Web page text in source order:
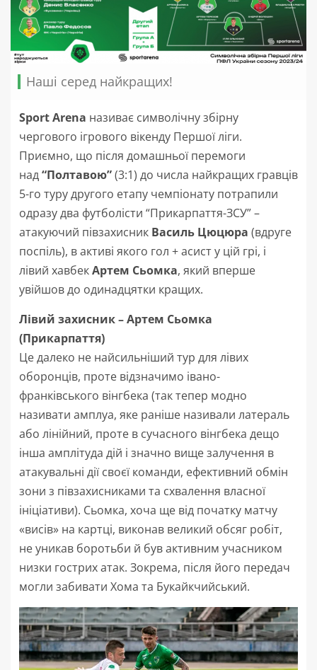
Наші серед найкращих!
Sport Arena називає символічну збірну
чергового ігрового вікенду Першої ліги.
Приємно, що після домашньої перемоги
над“Полтавою”(3:1) до числа найкращих гравців
5-го туру другого етапу чемпіонату потрапили
одразу два футболісти “Прикарпаття-ЗСУ” –
атакуючий півзахисник Василь Цюцюра (вдруге
поспіль), в активі якого гол + асист у цій грі, і
лівий хавбекАртем Сьомка, який вперше
увійшов до одинадцятки кращих.
Лівий захисник – Артем Сьомка
(Прикарпаття)
Це далеко не найсильніший тур для лівих
оборонців, проте відзначимо івано-
франківського вінгбека (так тепер модно
називати амплуа, яке раніше називали латераль
або лінійний, проте в сучасного вінгбека дещо
інша амплітуда дій і значно вище залучення в
атакувальні дії своєї команди, ефективний обмін
зони з півзахисниками та схвалення власної
ініціативи). Сьомка, хоча ще від початку матчу
«висів» на картці, виконав великий обсяг робіт,
не уникав боротьби й був активним учасником
низки гострих атак. Зокрема, після його передач
могли забивати Хома та Букайкчийський.